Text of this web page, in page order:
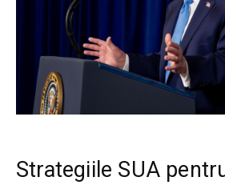
Strategiile SUA